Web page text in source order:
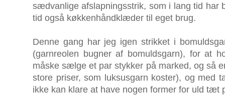
sædvanlige afslapningsstrik, som i lang tid har
tid også køkkenhåndklæder til eget brug.
Denne gang har jeg igen strikket i
(garnreolen bugner af bomuldsgarn), for at
måske sælge et par stykker på marked, og så
store priser, som luksusgarn koster), og med
ikke kan klare at have nogen former for uld tæt